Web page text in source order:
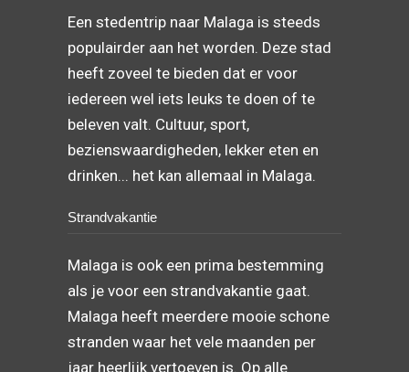
beleven valt. Cultuur, sport,
bezienswaardigheden, lekker eten en
drinken... het kan allemaal in Malaga.
Strandvakantie
Malaga is ook een prima bestemming
als je voor een strandvakantie gaat.
jaar heerlijk vertoeven is. Op alle
stranden kun je ook heerlijk eten of een
drankje doen.
Weer Malaga